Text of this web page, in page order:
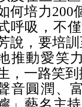
何培力200
呼吸，不
說，要培
推動愛笑
，一路笑
音圓潤、